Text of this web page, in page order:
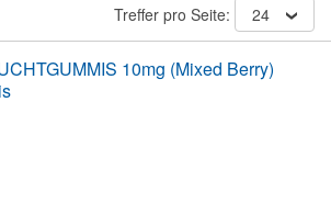
Treffer pro Seite: 24
10mg (Mixed Berry)